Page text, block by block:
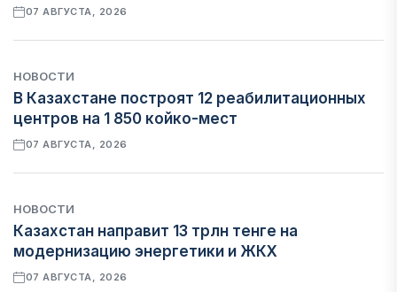
07 АВГУСТА, 2026
НОВОСТИ
В Казахстане построят 12 реабилитационных
центров на 1 850 койко-мест
07 АВГУСТА, 2026
НОВОСТИ
Казахстан направит 13 трлн тенге на
модернизацию энергетики и ЖКХ
07 АВГУСТА, 2026